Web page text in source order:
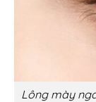
Lông mày